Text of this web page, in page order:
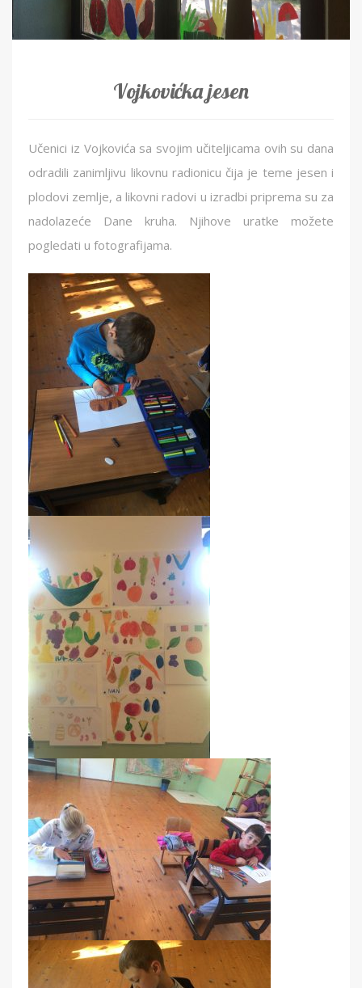
Vojkovićka jesen
Učenici iz Vojkovića sa svojim učiteljicama ovih su dana
odradili zanimljivu likovnu radionicu čija je teme jesen i
plodovi zemlje, a likovni radovi u izradbi priprema su za
nadolazeće Dane kruha. Njihove uratke možete
pogledati u fotografijama.